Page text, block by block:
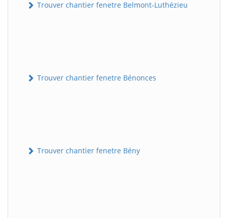
Trouver chantier fenetre Belmont-Luthézieu
Trouver chantier fenetre Bénonces
Trouver chantier fenetre Bény